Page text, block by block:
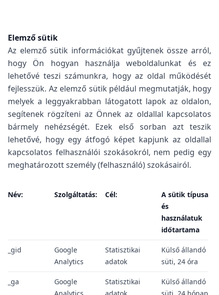
Elemző sütik
Az elemző sütik információkat gyűjtenek össze arról,
hogy Ön hogyan használja weboldalunkat és ez
lehetővé teszi számunkra, hogy az oldal működését
fejlesszük. Az elemző sütik például megmutatják, hogy
melyek a leggyakrabban látogatott lapok az oldalon,
segítenek rögzíteni az Önnek az oldallal kapcsolatos
bármely nehézségét. Ezek első sorban azt teszik
lehetővé, hogy egy átfogó képet kapjunk az oldallal
kapcsolatos felhasználói szokásokról, nem pedig egy
meghatározott személy (felhasználó) szokásairól.
Név: Szolgáltatás: Cél:
A sütik típusa
és
használatuk
időtartama
_gid
Google
Analytics
Statisztikai
adatok
Külső állandó
süti, 24 óra
_ga
Google
Statisztikai
Külső állandó